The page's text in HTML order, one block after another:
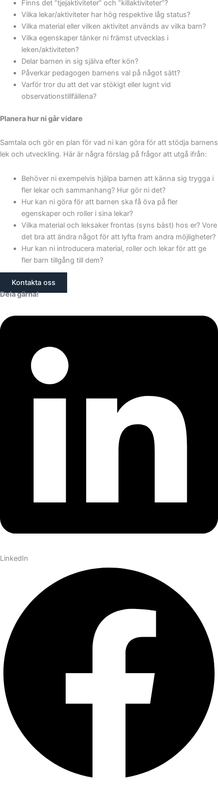
Finns det ”tjejaktiviteter” och ”killaktiviteter”?
Vilka lekar/aktiviteter har hög respektive låg status?
Vilka material eller vilken aktivitet används av vilka barn?
Vilka egenskaper tänker ni främst utvecklas i
leken/aktiviteten?
Delar barnen in sig själva efter kön?
Påverkar pedagogen barnens val på något sätt?
Varför tror du att det var stökigt eller lugnt vid
observationstillfällena?
Planera hur ni går vidare
Samtala och gör en plan för vad ni kan göra för att stödja barnens
lek och utveckling. Här är några förslag på frågor att utgå ifrån:
Behöver ni exempelvis hjälpa barnen att känna sig trygga i
fler lekar och sammanhang? Hur gör ni det?
Hur kan ni göra för att barnen ska få öva på fler
egenskaper och roller i sina lekar?
Vilka material och leksaker frontas (syns bäst) hos er? Vore
det bra att ändra något för att lyfta fram andra möjligheter?
Hur kan ni introducera material, roller och lekar för att ge
fler barn tillgång till dem?
Kontakta oss
Dela gärna!
LinkedIn